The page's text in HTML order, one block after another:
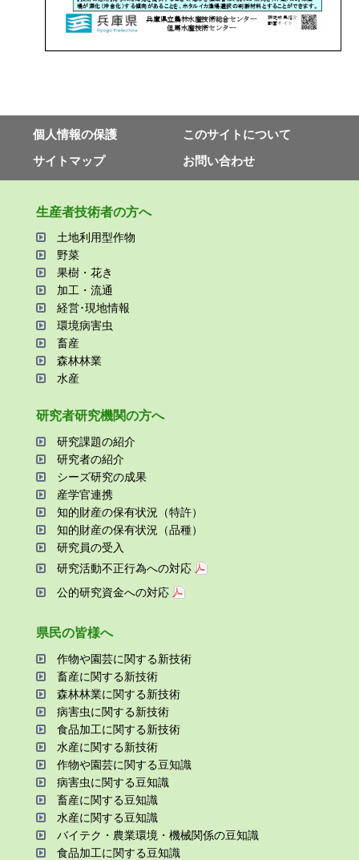
個⼈情報の保護
このサイトについて
サイトマップ
お問い合わせ
⽣産者技術者の⽅へ
⼟地利⽤型作物
野菜
果樹・花き
加⼯・流通
経営･現地情報
環境病害⾍
畜産
森林林業
⽔産
研究者研究機関の⽅へ
研究課題の紹介
研究者の紹介
シーズ研究の成果
産学官連携
知的財産の保有状況（特許）
知的財産の保有状況（品種）
研究員の受⼊
研究活動不正⾏為への対応
公的研究資金への対応
県⺠の皆様へ
作物や園芸に関する新技術
畜産に関する新技術
森林林業に関する新技術
病害⾍に関する新技術
⾷品加⼯に関する新技術
⽔産に関する新技術
作物や園芸に関する⾖知識
病害⾍に関する⾖知識
畜産に関する⾖知識
⽔産に関する⾖知識
バイテク・農業環境・機械関係の⾖知識
⾷品加⼯に関する⾖知識